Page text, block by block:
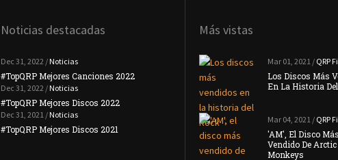
Noticias destacadas
Dec 31, 2022 / Noticias
#TopQRP Mejores Canciones 2022
Dec 31, 2022 / Noticias
#TopQRP Mejores Discos 2022
Dec 31, 2021 / Noticias
#TopQRP Mejores Discos 2021
Noticias
#TopQRP Mejores Canciones 2021
Noticias
Placebo Anuncian Su Nuevo Disco 'Never
Let Me …
Noticias
Interpol Anuncian Que Su Nuevo Disco
Llegará …
Más vistas
Mar 01, 2021 / QRP
Los Discos Más
En La Historia Del
Mar 04, 2021 / QRP
'AM', El Disco Más
Vendido De Arctic
Monkeys